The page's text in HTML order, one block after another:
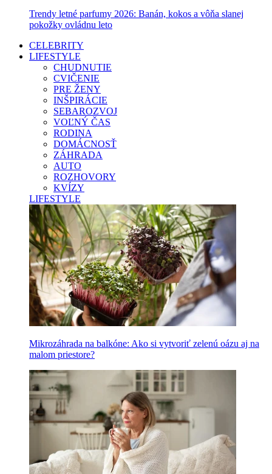
Trendy letné parfumy 2026: Banán, kokos a vôňa slanej
pokožky ovládnu leto
CELEBRITY
LIFESTYLE
CHUDNUTIE
CVIČENIE
PRE ŽENY
INŠPIRÁCIE
SEBAROZVOJ
VOĽNÝ ČAS
RODINA
DOMÁCNOSŤ
ZÁHRADA
AUTO
ROZHOVORY
KVÍZY
LIFESTYLE
Mikrozáhrada na balkóne: Ako si vytvoriť zelenú oázu aj na
malom priestore?